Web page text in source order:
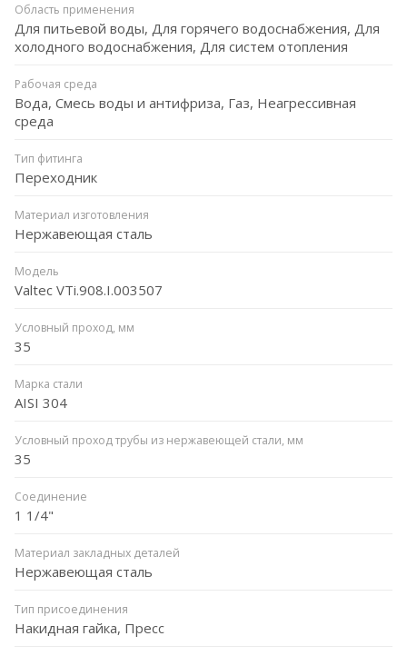
Область применения
Для питьевой воды, Для горячего водоснабжения, Для
холодного водоснабжения, Для систем отопления
Рабочая среда
Вода, Смесь воды и антифриза, Газ, Неагрессивная
среда
Тип фитинга
Переходник
Материал изготовления
Нержавеющая сталь
Модель
Valtec VTi.908.I.003507
Условный проход, мм
35
Марка стали
AISI 304
Условный проход трубы из нержавеющей стали, мм
35
Соединение
1 1/4"
Материал закладных деталей
Нержавеющая сталь
Тип присоединения
Накидная гайка, Пресс